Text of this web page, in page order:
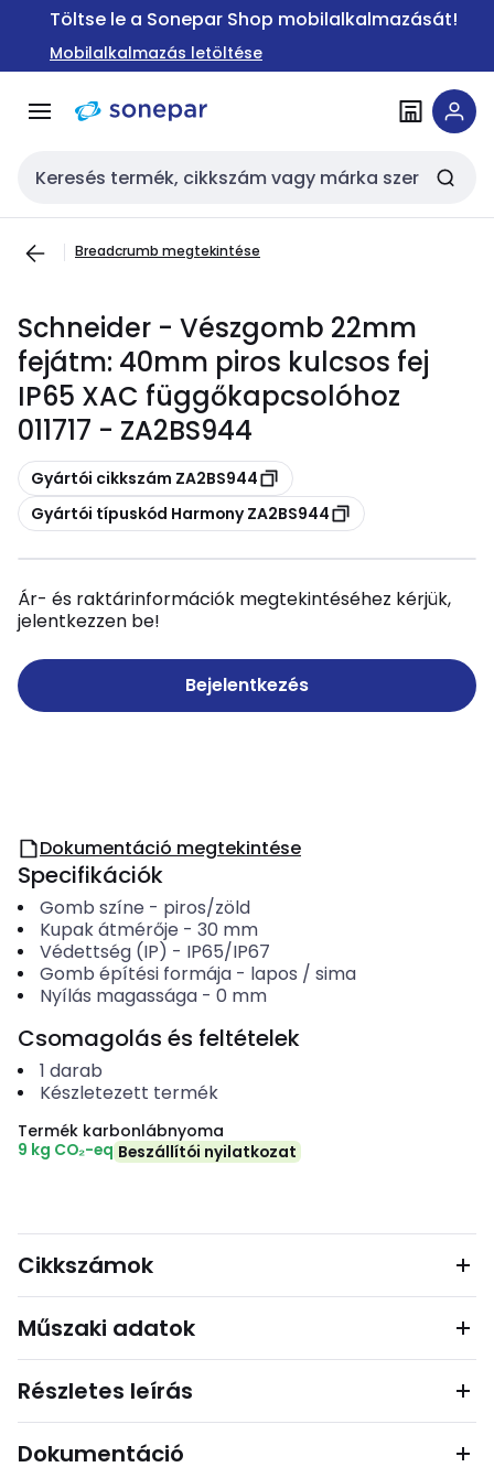
Ugrás a
Ugrás a
tartalomra
Töltse le a Sonepar Shop mobilalkalmazását!
Mobilalkalmazás letöltése
Keresési bemenet
Breadcrumb megtekintése
Schneider - Vészgomb 22mm
fejátm: 40mm piros kulcsos fej
IP65 XAC függőkapcsolóhoz
011717 - ZA2BS944
Másolás
Gyártói cikkszám ZA2BS944
Másolás
Gyártói típuskód Harmony ZA2BS944
Ár- és raktárinformációk megtekintéséhez kérjük,
jelentkezzen be!
Bejelentkezés
Dokumentáció megtekintése
Specifikációk
Gomb színe - piros/zöld
Kupak átmérője - 30 mm
Védettség (IP) - IP65/IP67
Gomb építési formája- lapos / sima
Nyílás magassága- 0 mm
Csomagolás és feltételek
1 darab
Készletezett termék
Termék karbonlábnyoma
9 kg CO₂-eq Beszállítói nyilatkozat
Cikkszámok
Műszaki adatok
Részletes leírás
Dokumentáció